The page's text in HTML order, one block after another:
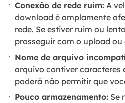
Conexão de rede ruim: A
download é amplamente
rede. Se estiver ruim ou
prosseguir com o upload
Nome de arquivo
arquivo contiver caracteres
poderá não permitir que
Pouco armazenamento: Se